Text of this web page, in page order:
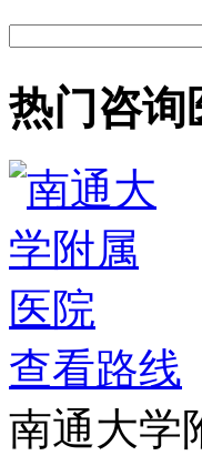
热门咨询
查看路线
南通大学